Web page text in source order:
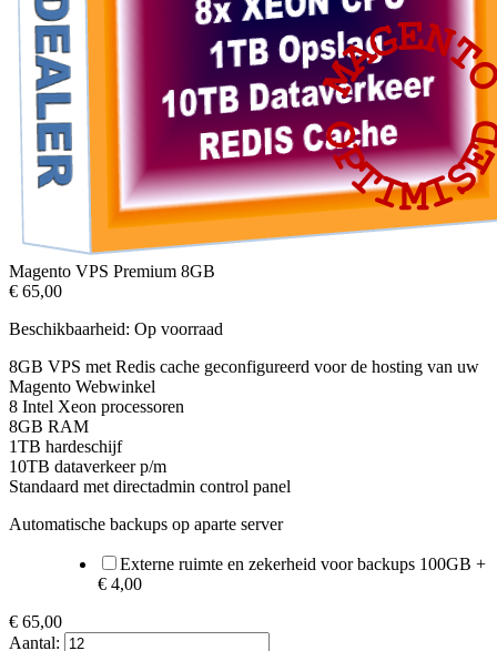
Magento VPS Premium 8GB
€ 65,00
Beschikbaarheid: Op voorraad
8GB VPS met Redis cache geconfigureerd voor de hosting van uw
Magento Webwinkel
8 Intel Xeon processoren
8GB RAM
1TB hardeschijf
10TB dataverkeer p/m
Standaard met directadmin control panel
Automatische backups op aparte server
Externe ruimte en zekerheid voor backups 100GB +
€ 4,00
€ 65,00
Aantal: